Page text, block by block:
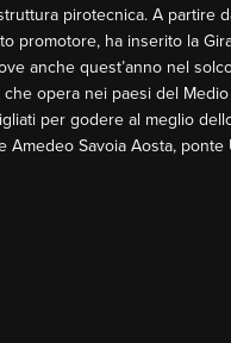
pirotecnica. A
promotore, ha inserito la
anche quest’anno nel
opera nei paesi del
per godere al meglio
Savoia Aosta,